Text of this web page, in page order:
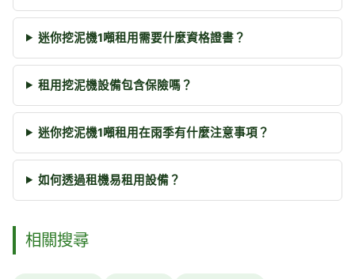
迷你挖泥機1噸租用需要什麼資格證書？
租用挖泥機設備包含保險嗎？
迷你挖泥機1噸租用在雨季有什麼注意事項？
如何透過租機易租用設備？
相關搜尋